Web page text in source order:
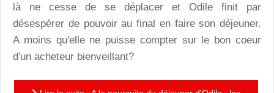
là ne cesse de se déplacer et Odile finit par
désespérer de pouvoir au final en faire son déjeuner.
A moins qu'elle ne puisse compter sur le bon coeur
d'un acheteur bienveillant?